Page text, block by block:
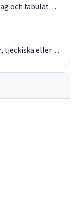
Indentera kod med hjälp av mellanslag och tabulatorer
Kommentarer till dokumentärfilmer, tjeckiska eller engelska?